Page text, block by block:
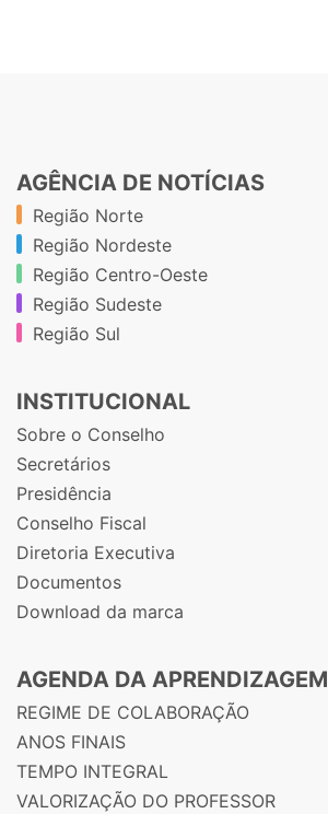
AGÊNCIA DE NOTÍCIAS
Região Norte
Região Nordeste
Região Centro-Oeste
Região Sudeste
Região Sul
INSTITUCIONAL
Sobre o Conselho
Secretários
Presidência
Conselho Fiscal
Diretoria Executiva
Documentos
Download da marca
AGENDA DA APRENDIZAGEM
REGIME DE COLABORAÇÃO
ANOS FINAIS
TEMPO INTEGRAL
VALORIZAÇÃO DO PROFESSOR